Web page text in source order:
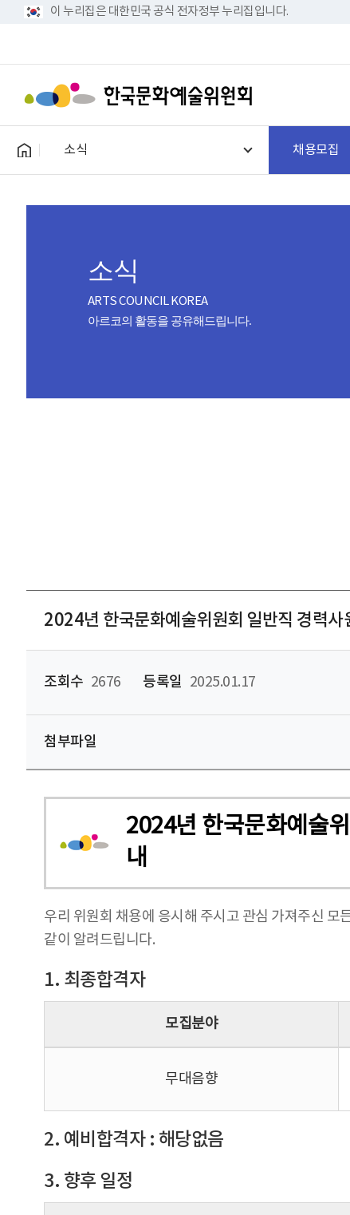
이 누리집은 대한민국 공식 전자정부 누리집입니다.
소식 채용모집
소식
ARTS COUNCIL KOREA
아르코의 활동을 공유해드립니다.
2024년 한국문화예술위원회 일반직 경력
조회수 2676 등록일 2025.01.17
첨부파일
2024년 한국문화예술
내
우리 위원회 채용에 응시해 주시고 관심 가져주신 모
같이 알려드립니다.
1. 최종합격자
모집분야
무대음향
2. 예비합격자 : 해당없음
3. 향후 일정